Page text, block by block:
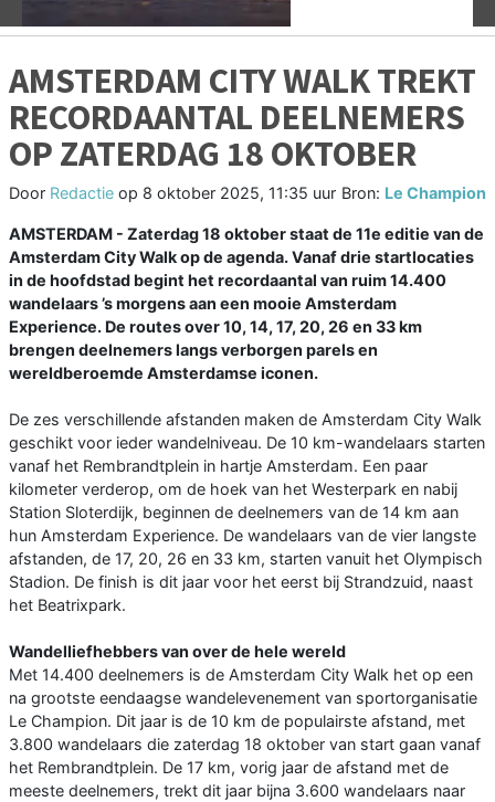
AMSTERDAM CITY WALK TREKT
RECORDAANTAL DEELNEMERS
OP ZATERDAG 18 OKTOBER
Door Redactie op 8 oktober 2025, 11:35 uur Bron: Le Champion
AMSTERDAM - Zaterdag 18 oktober staat de 11e editie van de
Amsterdam City Walk op de agenda. Vanaf drie startlocaties
in de hoofdstad begint het recordaantal van ruim 14.400
wandelaars ’s morgens aan een mooie Amsterdam
Experience. De routes over 10, 14, 17, 20, 26 en 33 km
brengen deelnemers langs verborgen parels en
wereldberoemde Amsterdamse iconen.
De zes verschillende afstanden maken de Amsterdam City Walk
geschikt voor ieder wandelniveau. De 10 km-wandelaars starten
vanaf het Rembrandtplein in hartje Amsterdam. Een paar
kilometer verderop, om de hoek van het Westerpark en nabij
Station Sloterdijk, beginnen de deelnemers van de 14 km aan
hun Amsterdam Experience. De wandelaars van de vier langste
afstanden, de 17, 20, 26 en 33 km, starten vanuit het Olympisch
Stadion. De finish is dit jaar voor het eerst bij Strandzuid, naast
het Beatrixpark.
Wandelliefhebbers van over de hele wereld
Met 14.400 deelnemers is de Amsterdam City Walk het op een
na grootste eendaagse wandelevenement van sportorganisatie
Le Champion. Dit jaar is de 10 km de populairste afstand, met
3.800 wandelaars die zaterdag 18 oktober van start gaan vanaf
het Rembrandtplein. De 17 km, vorig jaar de afstand met de
meeste deelnemers, trekt dit jaar bijna 3.600 wandelaars naar